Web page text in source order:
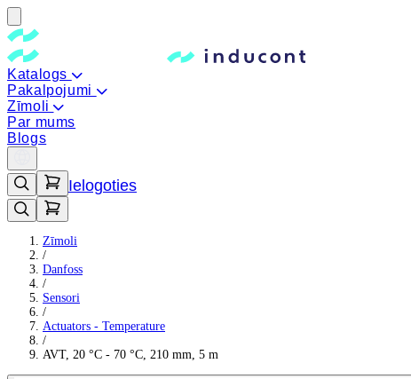
Katalogs
Pakalpojumi
Zīmoli
Par mums
Blogs
Ielogoties
Zīmoli
/
Danfoss
/
Sensori
/
Actuators - Temperature
/
AVT, 20 °C - 70 °C, 210 mm, 5 m